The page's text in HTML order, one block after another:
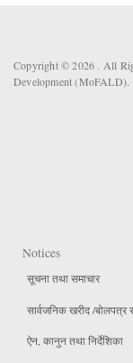
Copyright © 2026 . All
Development (MoFALD).
Notices
सूचना तथा समाचार
सार्वजनिक खरीद /बोलपत्र
ऐन, कानुन तथा निर्देशिका